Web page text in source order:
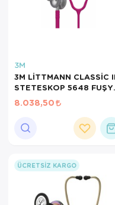
Kişisel Bakım ve Sağlık
Ortopedi Ürünleri
Ortopedi Ürünleri
Ortopedi Ürünleri
Ortopedi Ürünleri
3M
3M LİTTMANN CLASSİC
STETESKOP 5648
RASPBERRY
8.038,50
ÜCRETSIZ KARGO